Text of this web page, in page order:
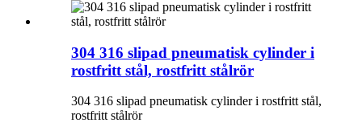
304 316 slipad pneumatisk cylinder i
rostfritt stål, rostfritt stålrör
304 316 slipad pneumatisk cylinder i rostfritt stål,
rostfritt stålrör